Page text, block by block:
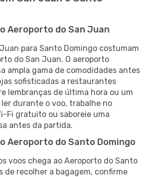
Aeroporto do San Juan
para Santo Domingo costumam
do San Juan. O aeroporto
ampla gama de comodidades antes
sofisticadas a restaurantes
lembranças de última hora ou um
durante o voo, trabalhe no
Fi gratuito ou saboreie uma
antes da partida.
Aeroporto do Santo Domingo
voos chega ao Aeroporto do Santo
de recolher a bagagem, confirme